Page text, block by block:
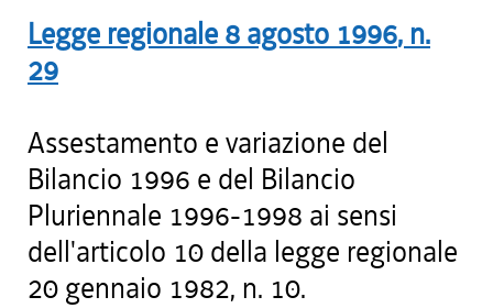
Legge regionale 8 agosto 1996, n.
29
Assestamento e variazione del
Bilancio 1996 e del Bilancio
Pluriennale 1996-1998 ai sensi
dell'articolo 10 della legge regionale
20 gennaio 1982, n. 10.